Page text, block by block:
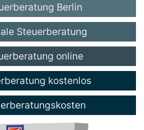
Berlin
Steuerberatung
online
kostenlos